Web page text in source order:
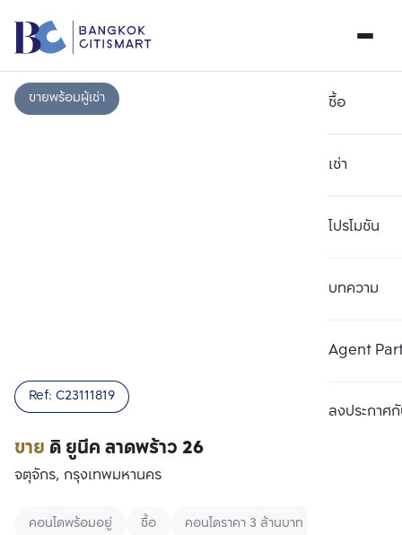
ซื้อ
เช่า
โปรโมชัน
บทความ
Agent
ลงประกาศกั
ขายพร้อมผู้เช่า
ขาย ดิ ยูนีค ลาดพร้าว 26
Ref: C23111819
จตุจักร, กรุงเทพมหานคร
คอนโดพร้อมอยู่ ซื้อ คอนโดราคา 3 ล้านบาท - 5 ล้านบาท